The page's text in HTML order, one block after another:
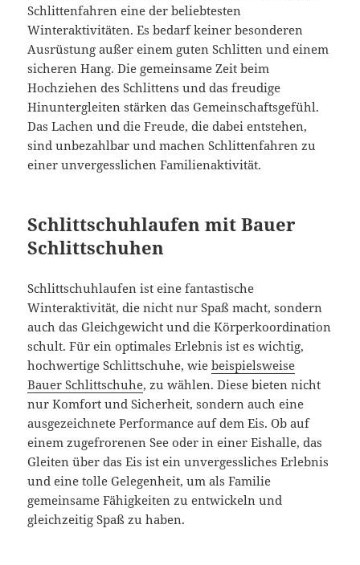
Schlittenfahren eine der beliebtesten
Winteraktivitäten. Es bedarf keiner besonderen
Ausrüstung außer einem guten Schlitten und einem
sicheren Hang. Die gemeinsame Zeit beim
Hochziehen des Schlittens und das freudige
Hinuntergleiten stärken das Gemeinschaftsgefühl.
Das Lachen und die Freude, die dabei entstehen,
sind unbezahlbar und machen Schlittenfahren zu
einer unvergesslichen Familienaktivität.
Schlittschuhlaufen mit Bauer
Schlittschuhen
Schlittschuhlaufen ist eine fantastische
Winteraktivität, die nicht nur Spaß macht, sondern
auch das Gleichgewicht und die Körperkoordination
schult. Für ein optimales Erlebnis ist es wichtig,
hochwertige Schlittschuhe, wiebeispielsweise
Bauer Schlittschuhe, zu wählen. Diese bieten nicht
nur Komfort und Sicherheit, sondern auch eine
ausgezeichnete Performance auf dem Eis. Ob auf
einem zugefrorenen See oder in einer Eishalle, das
Gleiten über das Eis ist ein unvergessliches Erlebnis
und eine tolle Gelegenheit, um als Familie
gemeinsame Fähigkeiten zu entwickeln und
gleichzeitig Spaß zu haben.